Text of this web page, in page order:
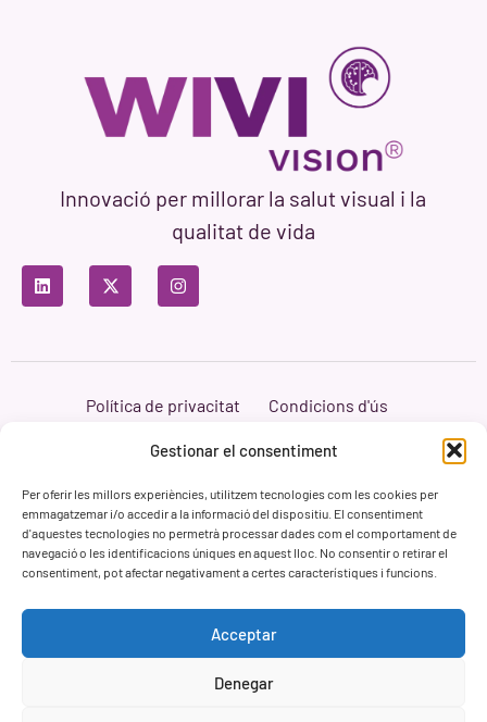
Gestionar el consentiment
Per oferir les millors experiències, utilitzem tecnologies com les cookies per
emmagatzemar i/o accedir a la informació del dispositiu. El consentiment
d'aquestes tecnologies no permetrà processar dades com el comportament de
navegació o les identificacions úniques en aquest lloc. No consentir o retirar el
consentiment, pot afectar negativament a certes característiques i funcions.
Acceptar
Denegar
Innovació per millorar la salut visual i la
qualitat de vida
Política de privacitat
Condicions d'ús
Branding i Web ASH Proyectos Creativos